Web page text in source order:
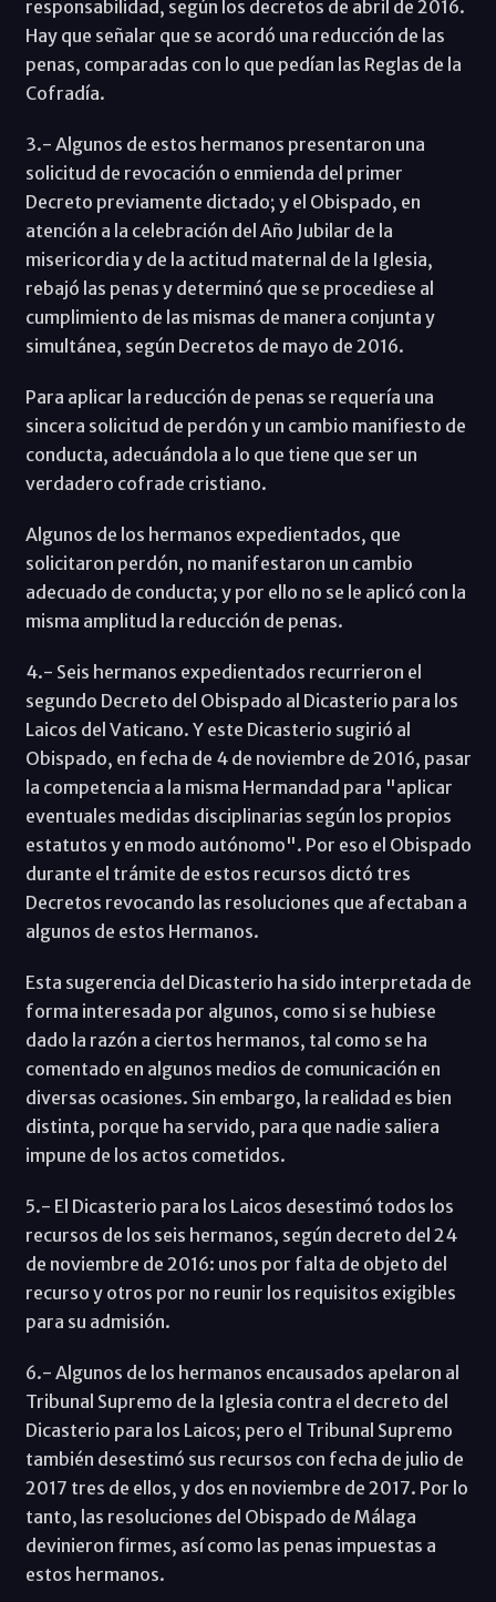
responsabilidad, según los decretos de abril de 2016.
Hay que señalar que se acordó una reducción de las
penas, comparadas con lo que pedían las Reglas de la
Cofradía.
3.- Algunos de estos hermanos presentaron una
solicitud de revocación o enmienda del primer
Decreto previamente dictado; y el Obispado, en
atención a la celebración del Año Jubilar de la
misericordia y de la actitud maternal de la Iglesia,
rebajó las penas y determinó que se procediese al
cumplimiento de las mismas de manera conjunta y
simultánea, según Decretos de mayo de 2016.
Para aplicar la reducción de penas se requería una
sincera solicitud de perdón y un cambio manifiesto de
conducta, adecuándola a lo que tiene que ser un
verdadero cofrade cristiano.
Algunos de los hermanos expedientados, que
solicitaron perdón, no manifestaron un cambio
adecuado de conducta; y por ello no se le aplicó con la
misma amplitud la reducción de penas.
4.- Seis hermanos expedientados recurrieron el
segundo Decreto del Obispado al Dicasterio para los
Laicos del Vaticano. Y este Dicasterio sugirió al
Obispado, en fecha de 4 de noviembre de 2016, pasar
la competencia a la misma Hermandad para "aplicar
eventuales medidas disciplinarias según los propios
estatutos y en modo autónomo". Por eso el Obispado
durante el trámite de estos recursos dictó tres
Decretos revocando las resoluciones que afectaban a
algunos de estos Hermanos.
Esta sugerencia del Dicasterio ha sido interpretada de
forma interesada por algunos, como si se hubiese
dado la razón a ciertos hermanos, tal como se ha
comentado en algunos medios de comunicación en
diversas ocasiones. Sin embargo, la realidad es bien
distinta, porque ha servido, para que nadie saliera
impune de los actos cometidos.
5.- El Dicasterio para los Laicos desestimó todos los
recursos de los seis hermanos, según decreto del 24
de noviembre de 2016: unos por falta de objeto del
recurso y otros por no reunir los requisitos exigibles
para su admisión.
6.- Algunos de los hermanos encausados apelaron al
Tribunal Supremo de la Iglesia contra el decreto del
Dicasterio para los Laicos; pero el Tribunal Supremo
también desestimó sus recursos con fecha de julio de
2017 tres de ellos, y dos en noviembre de 2017. Por lo
tanto, las resoluciones del Obispado de Málaga
devinieron firmes, así como las penas impuestas a
estos hermanos.